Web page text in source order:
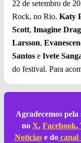
22 de setembro de
Rock, no Rio. Katy
Scott, Imagine
Larsson,
Santos e Ivete
do festival. Para
Agradecemos
no X, Facebook,
Notíciase docanal